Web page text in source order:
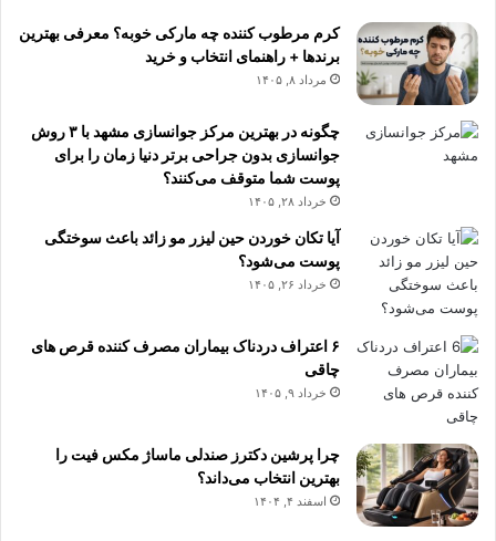
کرم مرطوب کننده چه مارکی خوبه؟ معرفی بهترین
برندها + راهنمای انتخاب و خرید
مرداد ۸, ۱۴۰۵
چگونه در بهترین مرکز جوانسازی مشهد با ۳ روش
جوانسازی بدون جراحی برتر دنیا زمان را برای
پوست شما متوقف می‌کنند؟
خرداد ۲۸, ۱۴۰۵
آیا تکان خوردن حین لیزر مو زائد باعث سوختگی
پوست می‌شود؟
خرداد ۲۶, ۱۴۰۵
۶ اعتراف دردناک بیماران مصرف کننده قرص های
چاقی
خرداد ۹, ۱۴۰۵
چرا پرشین دکترز صندلی ماساژ مکس فیت را
بهترین انتخاب می‌داند؟
اسفند ۴, ۱۴۰۴